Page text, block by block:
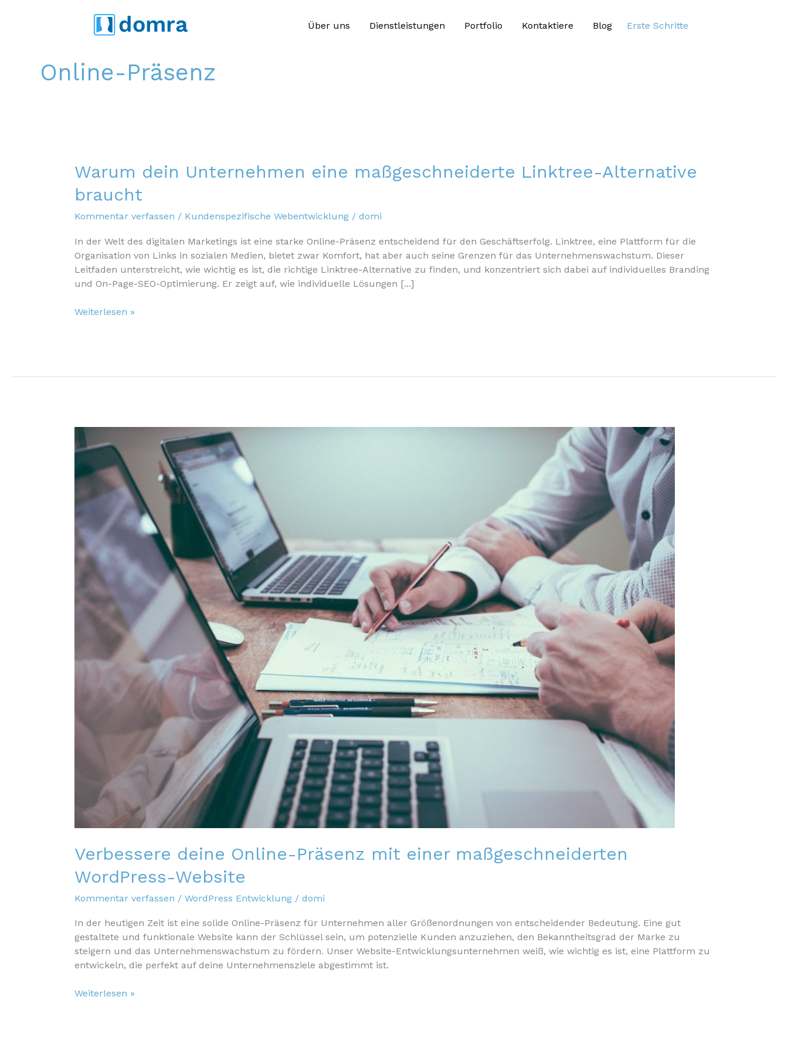
domra Über uns Dienstleistungen Portfolio Kontaktiere Blog Erste Schritte
Online-Präsenz
Warum dein Unternehmen eine maßgeschneiderte Linktree-Alternative
braucht
Kommentar verfassen / Kundenspezifische Webentwicklung/ domi
In der Welt des digitalen Marketings ist eine starke Online-Präsenz entscheidend für den Geschäftserfolg. Linktree, eine Plattform für die
Organisation von Links in sozialen Medien, bietet zwar Komfort, hat aber auch seine Grenzen für das Unternehmenswachstum. Dieser
Leitfaden unterstreicht, wie wichtig es ist, die richtige Linktree-Alternative zu finden, und konzentriert sich dabei auf individuelles Branding
und On-Page-SEO-Optimierung. Er zeigt auf, wie individuelle Lösungen [...]
Warum
Weiterlesen »
Verbessere deine Online-Präsenz mit einer maßgeschneiderten
WordPress-Website
Kommentar verfassen / WordPress Entwicklung/ domi
In der heutigen Zeit ist eine solide Online-Präsenz für Unternehmen aller Größenordnungen von entscheidender Bedeutung. Eine gut
gestaltete und funktionale Website kann der Schlüssel sein, um potenzielle Kunden anzuziehen, den Bekanntheitsgrad der Marke zu
steigern und das Unternehmenswachstum zu fördern. Unser Website-Entwicklungsunternehmen weiß, wie wichtig es ist, eine Plattform zu
entwickeln, die perfekt auf deine Unternehmensziele abgestimmt ist.
Verbessere
Weiterlesen »